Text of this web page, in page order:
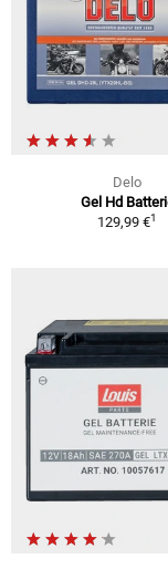
Delo
Gel Hd
129,99 €1